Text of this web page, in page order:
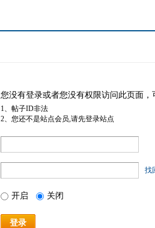
您没有登录或者您没有权限访问此页面
1、帖子ID非法
2、您还不是站点会员,请先登录站点
找
开启 关闭
登录